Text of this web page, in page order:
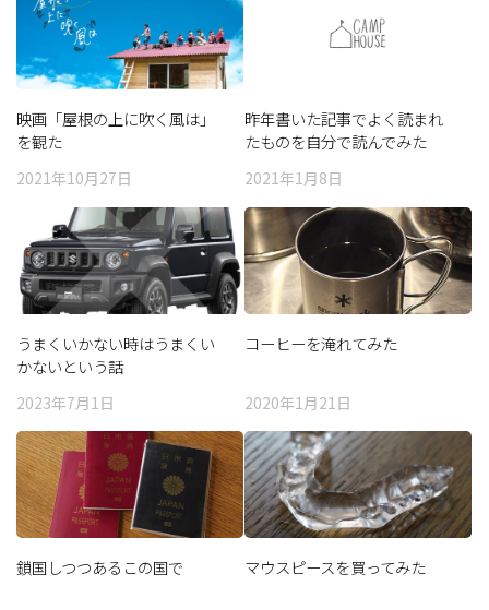
映画「屋根の上に吹く風は」
を観た
2021年10月27日
昨年書いた記事でよく読まれ
たものを自分で読んでみた
2021年1月8日
うまくいかない時はうまくい
かないという話
2023年7月1日
コーヒーを淹れてみた
2020年1月21日
鎖国しつつあるこの国で マウスピースを買ってみた